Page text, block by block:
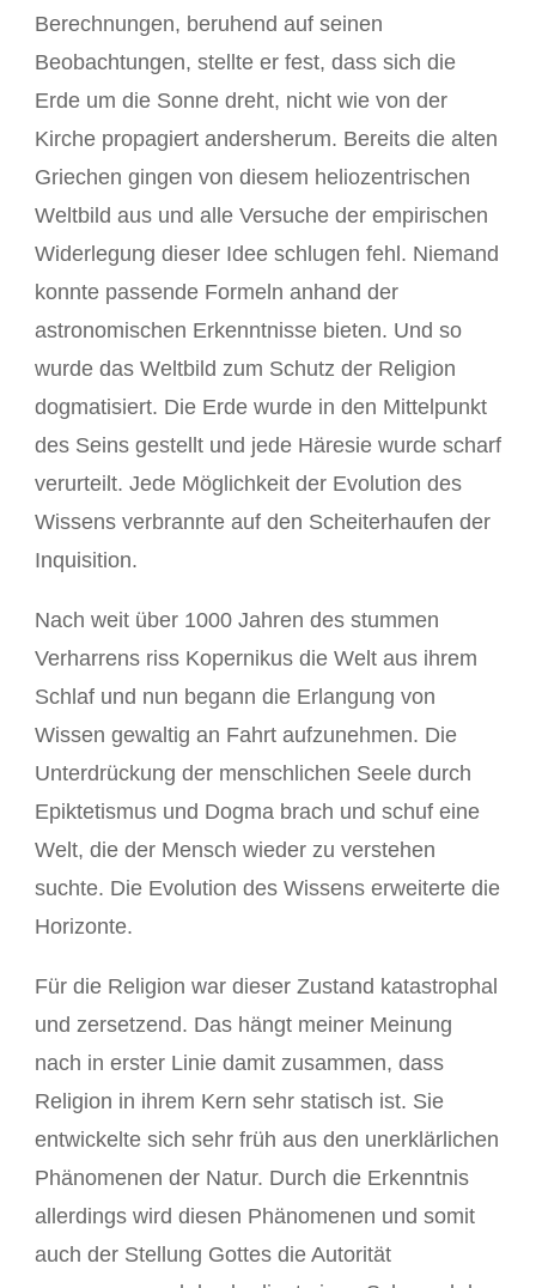
Berechnungen, beruhend auf seinen
Beobachtungen, stellte er fest, dass sich die
Erde um die Sonne dreht, nicht wie von der
Kirche propagiert andersherum. Bereits die alten
Griechen gingen von diesem heliozentrischen
Weltbild aus und alle Versuche der empirischen
Widerlegung dieser Idee schlugen fehl. Niemand
konnte passende Formeln anhand der
astronomischen Erkenntnisse bieten. Und so
wurde das Weltbild zum Schutz der Religion
dogmatisiert. Die Erde wurde in den Mittelpunkt
des Seins gestellt und jede Häresie wurde scharf
verurteilt. Jede Möglichkeit der Evolution des
Wissens verbrannte auf den Scheiterhaufen der
Inquisition.
Nach weit über 1000 Jahren des stummen
Verharrens riss Kopernikus die Welt aus ihrem
Schlaf und nun begann die Erlangung von
Wissen gewaltig an Fahrt aufzunehmen. Die
Unterdrückung der menschlichen Seele durch
Epiktetismus und Dogma brach und schuf eine
Welt, die der Mensch wieder zu verstehen
suchte. Die Evolution des Wissens erweiterte die
Horizonte.
Für die Religion war dieser Zustand katastrophal
und zersetzend. Das hängt meiner Meinung
nach in erster Linie damit zusammen, dass
Religion in ihrem Kern sehr statisch ist. Sie
entwickelte sich sehr früh aus den unerklärlichen
Phänomenen der Natur. Durch die Erkenntnis
allerdings wird diesen Phänomenen und somit
auch der Stellung Gottes die Autorität